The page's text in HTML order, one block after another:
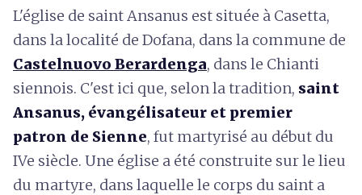
L'église de saint Ansanus est située à Casetta,
dans la localité de Dofana, dans la commune de
Castelnuovo Berardenga, dans le Chianti
siennois. C'est ici que, selon la tradition, saint
Ansanus, évangélisateur et premier
patron de Sienne, fut martyrisé au début du
IVe siècle. Une église a été construite sur le lieu
du martyre, dans laquelle le corps du saint a